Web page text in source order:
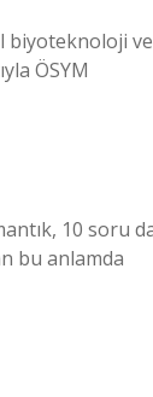
biyoteknoloji ve
ÖSYM
10 soru
bu anlamda